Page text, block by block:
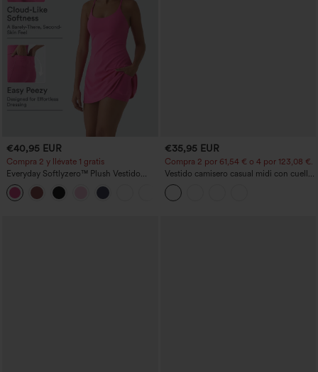
€40,95 EUR
Compra 2 y llévate 1 gratis
Everyday Softlyzero™ Plush Vestido
deportivo sin espalda 2 en 1
acampanado -Wannabe -Easy Peezy
€35,95 EUR
Compra 2 por 61,54 € o 4 por 123,08 €.
Vestido camisero casual midi con cuello,
mangas casquillo, cinturón, dobladillo
curvo con abertura y bolsillos